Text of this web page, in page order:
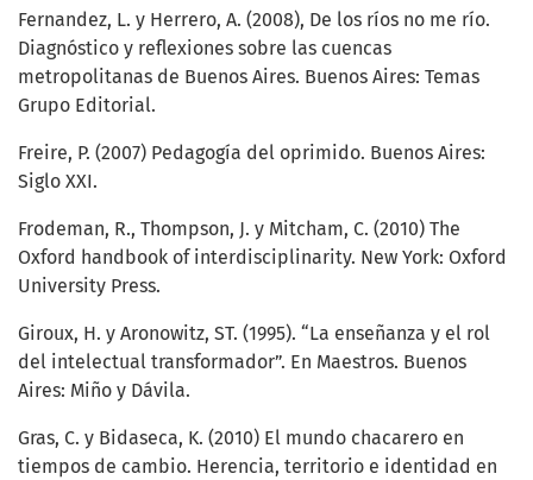
Fernandez, L. y Herrero, A. (2008), De los ríos no me río.
Diagnóstico y reﬂexiones sobre las cuencas
metropolitanas de Buenos Aires. Buenos Aires: Temas
Grupo Editorial.
Freire, P. (2007) Pedagogía del oprimido. Buenos Aires:
Siglo XXI.
Frodeman, R., Thompson, J. y Mitcham, C. (2010) The
Oxford handbook of interdisciplinarity. New York: Oxford
University Press.
Giroux, H. y Aronowitz, ST. (1995). “La enseñanza y el rol
del intelectual transformador”. En Maestros. Buenos
Aires: Miño y Dávila.
Gras, C. y Bidaseca, K. (2010) El mundo chacarero en
tiempos de cambio. Herencia, territorio e identidad en